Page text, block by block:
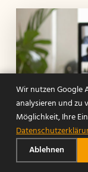
Wir nutzen Google
analysieren und zu
Möglichkeit, Ihre
Ablehnen